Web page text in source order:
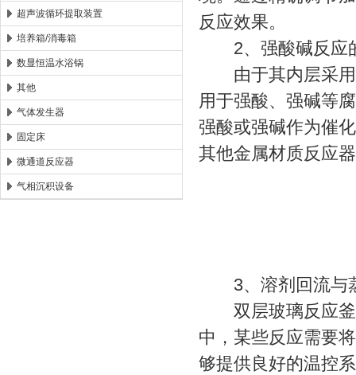
超声波循环提取装置
培养箱/消毒箱
数显恒温水浴锅
其他
气体发生器
固定床
微通道反应器
气相沉积设备
反应效果。
2、强酸碱反应
由于其内层采用
用于强酸、强碱等
强酸或强碱作为催
其他金属材质反应
3、溶剂回流与
双层玻璃反应釜
中，某些反应需要
够提供良好的温控